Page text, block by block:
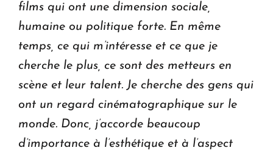
films qui ont une dimension sociale,
humaine ou politique forte. En même
temps, ce qui m’intéresse et ce que je
cherche le plus, ce sont des metteurs en
scène et leur talent. Je cherche des gens qui
ont un regard cinématographique sur le
monde. Donc, j’accorde beaucoup
d’importance à l’esthétique et à l’aspect